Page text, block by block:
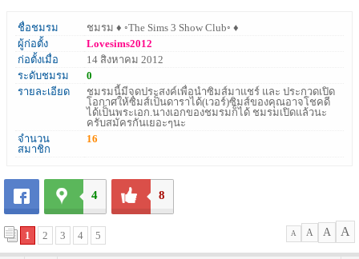
ชื่อชมรม
ชมรม ♦ ◦The Sims 3 Show Club◦ ♦
ผู้ก่อตั้ง
Lovesims2012
ก่อตั้งเมื่อ
14 สิงหาคม 2012
ระดับชมรม
0
รายละเอียด
ชมรมนี้มีจุดประสงค์เพื่อนำซิมส์มาแชร์ และ ประกวดเปิด
โอกาศให้ซิมส์เป็นดาราได้(เวอร์)ซิมส์ของคุณอาจโชคดี
ได้เป็นพระเอก.นางเอกของชมรมก็ได้ ชมรมเปิดแล้วนะ
ครับสมัครกันเยอะๆนะ
จำนวน
สมาชิก
16
4 8
1 2 3 4 5 A A A A